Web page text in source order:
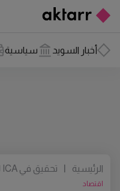
أخبار السويد سياسية
اقتصاد
الرئيسية |